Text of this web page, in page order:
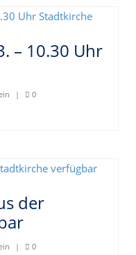
– 10.30 Uhr
| 0
der
| 0